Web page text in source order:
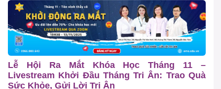
Lễ Hội Ra Mắt Khóa Học Tháng 11 –
Livestream Khởi Đầu Tháng Tri Ân: Trao Quà
Sức Khỏe, Gửi Lời Tri Ân